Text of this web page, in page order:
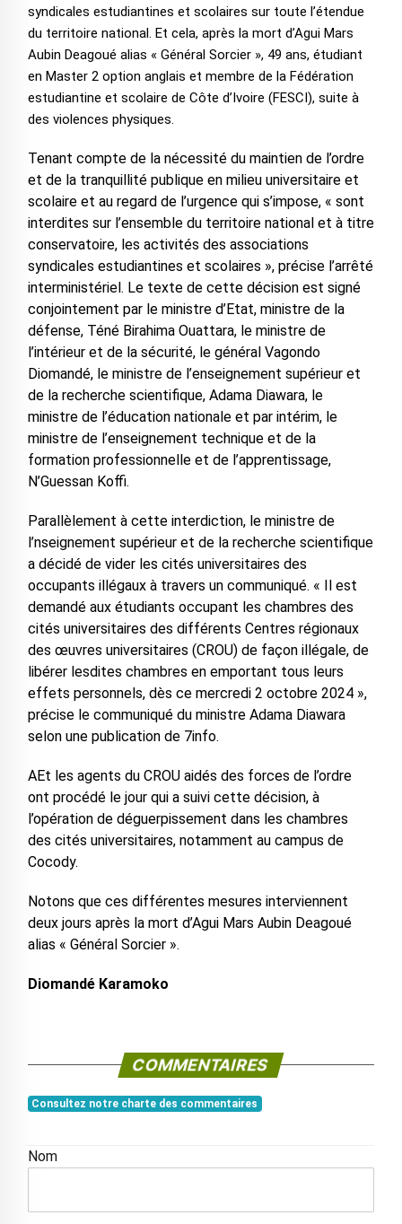
syndicales estudiantines et scolaires sur toute l’étendue
du territoire national. Et cela, après la mort d’Agui Mars
Aubin Deagoué alias « Général Sorcier », 49 ans, étudiant
en Master 2 option anglais et membre de la Fédération
estudiantine et scolaire de Côte d’Ivoire (FESCI), suite à
des violences physiques.
Tenant compte de la nécessité du maintien de l’ordre
et de la tranquillité publique en milieu universitaire et
scolaire et au regard de l’urgence qui s’impose, « sont
interdites sur l’ensemble du territoire national et à titre
conservatoire, les activités des associations
syndicales estudiantines et scolaires », précise l’arrêté
interministériel. Le texte de cette décision est signé
conjointement par le ministre d’Etat, ministre de la
défense, Téné Birahima Ouattara, le ministre de
l’intérieur et de la sécurité, le général Vagondo
Diomandé, le ministre de l’enseignement supérieur et
de la recherche scientifique, Adama Diawara, le
ministre de l’éducation nationale et par intérim, le
ministre de l’enseignement technique et de la
formation professionnelle et de l’apprentissage,
N’Guessan Koffi.
Parallèlement à cette interdiction, le ministre de
l’nseignement supérieur et de la recherche scientifique
a décidé de vider les cités universitaires des
occupants illégaux à travers un communiqué. « Il est
demandé aux étudiants occupant les chambres des
cités universitaires des différents Centres régionaux
des œuvres universitaires (CROU) de façon illégale, de
libérer lesdites chambres en emportant tous leurs
effets personnels, dès ce mercredi 2 octobre 2024 »,
précise le communiqué du ministre Adama Diawara
selon une publication de 7info.
AEt les agents du CROU aidés des forces de l’ordre
ont procédé le jour qui a suivi cette décision, à
l’opération de déguerpissement dans les chambres
des cités universitaires, notamment au campus de
Cocody.
Notons que ces différentes mesures interviennent
deux jours après la mort d’Agui Mars Aubin Deagoué
alias « Général Sorcier ».
Diomandé Karamoko
COMMENTAIRES
Consultez notre charte des commentaires
Nom